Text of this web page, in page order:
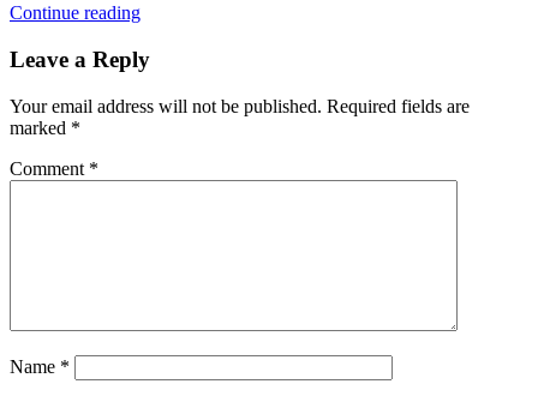
Continue reading
Leave a Reply
Your email address will not be published. Required fields are
marked *
Comment *
Name *